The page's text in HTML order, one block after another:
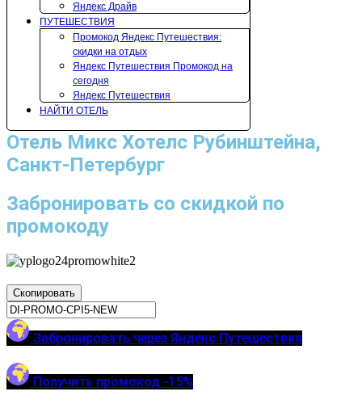
Яндекс Драйв
ПУТЕШЕСТВИЯ
Промокод Яндекс Путешествия:
скидки на отдых
Яндекс Путешествия Промокод на
сегодня
Яндекс Путешествия
НАЙТИ ОТЕЛЬ
Отель Микс Хотелс Рубинштейна,
Санкт-Петербург
Забронировать со скидкой по
промокоду
Скопировать
Забронировать через Яндекс Путешествия
Получить промокод -15%